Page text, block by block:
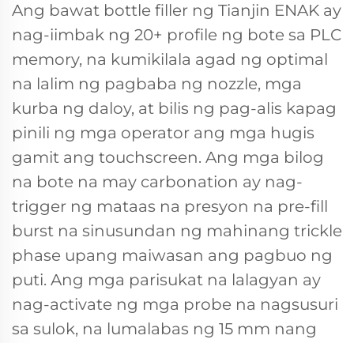
Ang bawat bottle filler ng Tianjin ENAK ay
nag-iimbak ng 20+ profile ng bote sa PLC
memory, na kumikilala agad ng optimal
na lalim ng pagbaba ng nozzle, mga
kurba ng daloy, at bilis ng pag-alis kapag
pinili ng mga operator ang mga hugis
gamit ang touchscreen. Ang mga bilog
na bote na may carbonation ay nag-
trigger ng mataas na presyon na pre-fill
burst na sinusundan ng mahinang trickle
phase upang maiwasan ang pagbuo ng
puti. Ang mga parisukat na lalagyan ay
nag-activate ng mga probe na nagsusuri
sa sulok, na lumalabas ng 15 mm nang